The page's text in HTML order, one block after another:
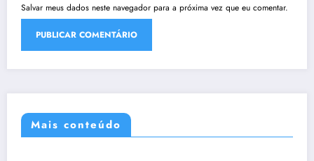
Salvar meus dados neste navegador para a próxima vez que eu comentar.
Mais conteúdo